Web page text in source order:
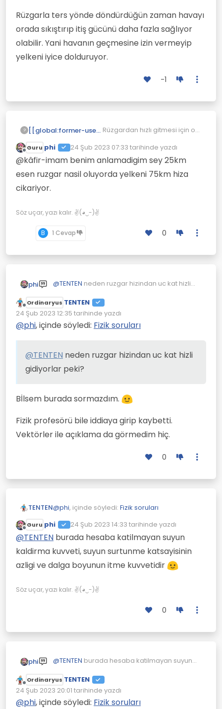
Rüzgarla ters yönde döndürdüğün zaman havayı
orada sıkıştırıp itiş gücünü daha fazla sağlıyor
olabilir. Yani havanın geçmesine izin vermeyip
yelkeni iyice dolduruyor.
-1
? [[global:former-user]] Rüzgardan hızlı gitmesi için o
tarafından döndürülmesi
gerekir.
Rüzgarla ters yönde
döndürdüğün zaman havayı
orada sıkıştırıp itiş gücünü
daha fazla sağlıyor olabilir.
Çevrimdışı
Guru phi 24 Şub 2023 07:33 tarihinde yazdı
Son düzenleyen:
@kâfir-imam benim anlamadigim sey 25km
esen ruzgar nasil oluyorda yelkeni 75km hiza
cikariyor.
Söz uçar, yazı kalır. ✌(◕‿-)✌
B 1 Cevap 0
phi @TENTEN neden ruzgar hizindan uc kat hizli
Çevrimdışı
Ordinaryus TENTEN
24 Şub 2023 12:35 tarihinde yazdı
Son düzenleyen:
@phi, içinde söyledi: Fizik soruları
@TENTEN neden ruzgar hizindan uc kat hizli
gidiyorlar peki?
Bİlsem burada sormazdım.
Fizik profesörü bile iddiaya girip kaybetti.
Vektörler ile açıklama da görmedim hiç.
0
TENTEN@phi, içinde söyledi: Fizik soruları
@TENTENneden ruzgar hizindan uc kat
Bİlsem burada sormazdım.
Fizik profesörü bile iddiaya girip kaybetti.
Çevrimdışı
Guru phi 24 Şub 2023 14:33 tarihinde yazdı
Son düzenleyen:
@TENTEN burada hesaba katilmayan suyun
kaldirma kuvveti, suyun surtunme katsayisinin
azligi ve dalga boyunun itme kuvvetidir
Söz uçar, yazı kalır. ✌(◕‿-)✌
0
phi @TENTEN burada hesaba katilmayan suyun
azligi ve dalga boyunun itme kuvvetidir
Çevrimdışı
Ordinaryus TENTEN
24 Şub 2023 20:01 tarihinde yazdı
Son düzenleyen:
@phi, içinde söyledi: Fizik soruları